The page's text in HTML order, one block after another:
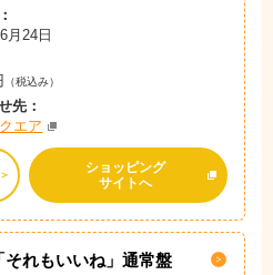
月24日
（税込み）
先：
エア
ショッピング
サイトへ
れもいいね」通常盤